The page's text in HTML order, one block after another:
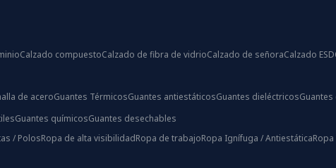
Calzado compuestoCalzado de fibra de vidrioCalzado de señoraCalzado ESD
de aceroGuantes TérmicosGuantes antiestáticosGuantes dieléctricos
Guantes químicosGuantes desechables
/ PolosRopa de alta visibilidadRopa de trabajoRopa Ignífuga / Antiestática